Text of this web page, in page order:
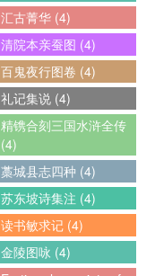
汇古菁华 (4)
清院本亲蚕图 (4)
百鬼夜行图卷 (4)
礼记集说 (4)
精镌合刻三国水浒全传
(4)
藁城县志四种 (4)
苏东坡诗集注 (4)
读书敏求记 (4)
金陵图咏 (4)